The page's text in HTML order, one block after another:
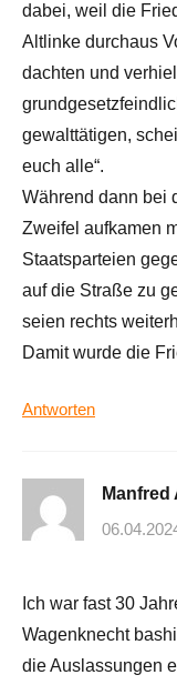
dabei, weil die
Altlinke durchaus
dachten und
gewalttätigen,
euch alle“.
Während dann bei
Zweifel aufkamen
Staatsparteien
auf die Straße zu
seien rechts
Damit wurde die
Antworten
Ich war fast 30
Wagenknecht
die Auslassungen